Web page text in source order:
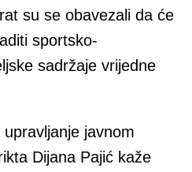
su se obavezali da će
sportsko-
sadržaje vrijedne
javnom
Dijana Pajić kaže